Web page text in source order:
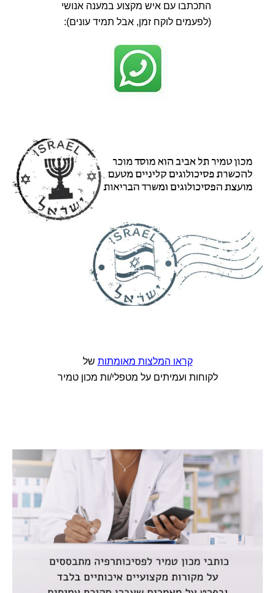
התכתבו עם איש מקצוע במענה אנושי
(לפעמים לוקח זמן, אבל תמיד עונים):
קראו המלצות מאומתות של
לקוחות ועמיתים על מטפלי/ות מכון טמיר